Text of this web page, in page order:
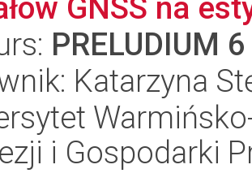
GNSS na
PRELUDIUM 6
Katarzyna
i Gospodarki